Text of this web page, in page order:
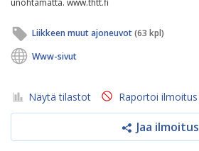
Liikkeen muut ajoneuvot(63 kpl)
Www-sivut
Näytä tilastot Raportoi ilmoitus
Jaa ilmoitus